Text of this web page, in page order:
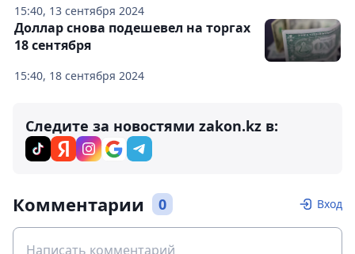
15:40, 13 сентября 2024
15:40, 18 сентября 2024
Доллар снова подешевел на торгах
18 сентября
Следите за новостями zakon.kz в:
Комментарии 0 Вход